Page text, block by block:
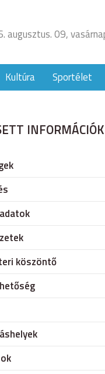
augusztus. 09,
Kultúra Sportélet
INFORMÁCIÓK
köszöntő